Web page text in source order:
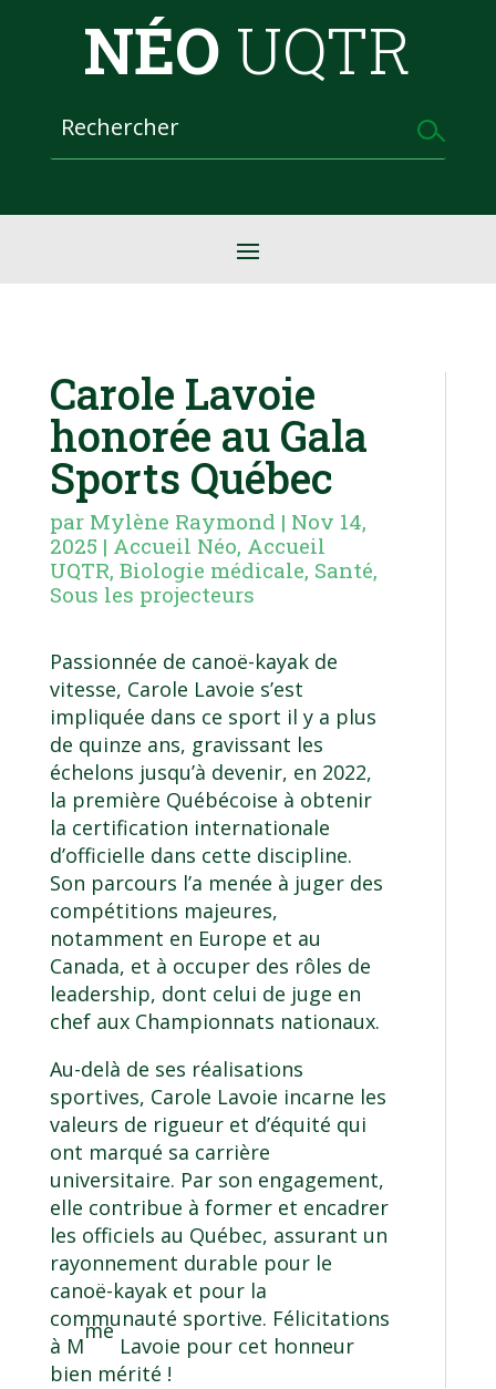
NÉO UQTR
Carole Lavoie
honorée au Gala
Sports Québec
par Mylène Raymond | Nov 14,
2025 | Accueil Néo, Accueil
UQTR, Biologie médicale, Santé,
Sous les projecteurs
Passionnée de canoë-kayak de
vitesse, Carole Lavoie s’est
impliquée dans ce sport il y a plus
de quinze ans, gravissant les
échelons jusqu’à devenir, en 2022,
la première Québécoise à obtenir
la certification internationale
d’officielle dans cette discipline.
Son parcours l’a menée à juger des
compétitions majeures,
notamment en Europe et au
Canada, et à occuper des rôles de
leadership, dont celui de juge en
chef aux Championnats nationaux.
Au-delà de ses réalisations
sportives, Carole Lavoie incarne les
valeurs de rigueur et d’équité qui
ont marqué sa carrière
universitaire. Par son engagement,
elle contribue à former et encadrer
les officiels au Québec, assurant un
rayonnement durable pour le
canoë-kayak et pour la
communauté sportive. Félicitations
à M
me
Lavoie pour cet honneur
bien mérité !